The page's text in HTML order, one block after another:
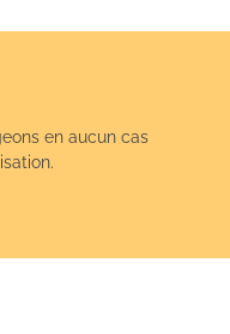
en aucun cas